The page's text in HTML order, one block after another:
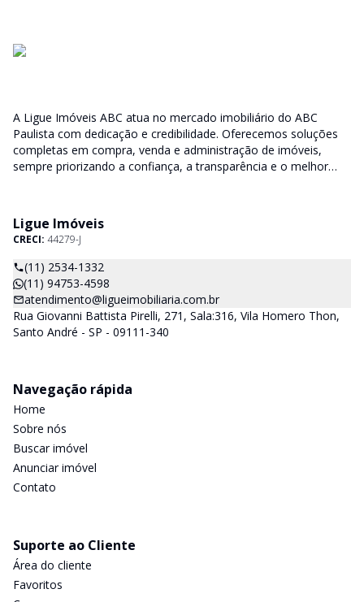
A Ligue Imóveis ABC atua no mercado imobiliário do ABC
Paulista com dedicação e credibilidade. Oferecemos soluções
completas em compra, venda e administração de imóveis,
sempre priorizando a confiança, a transparência e o melhor
Ligue Imóveis
CRECI: 44279-J
(11) 2534-1332
(11) 94753-4598
atendimento@ligueimobiliaria.com.br
Rua Giovanni Battista Pirelli, 271, Sala:316, Vila Homero Thon,
Santo André - SP - 09111-340
Navegação rápida
Home
Sobre nós
Buscar imóvel
Anunciar imóvel
Contato
Suporte ao Cliente
Área do cliente
Favoritos